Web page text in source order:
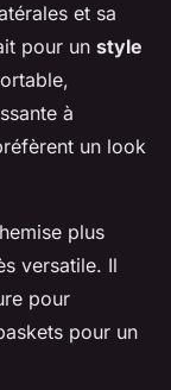
et sa
pour un style
à
un look
plus
versatile. Il
pour
pour un